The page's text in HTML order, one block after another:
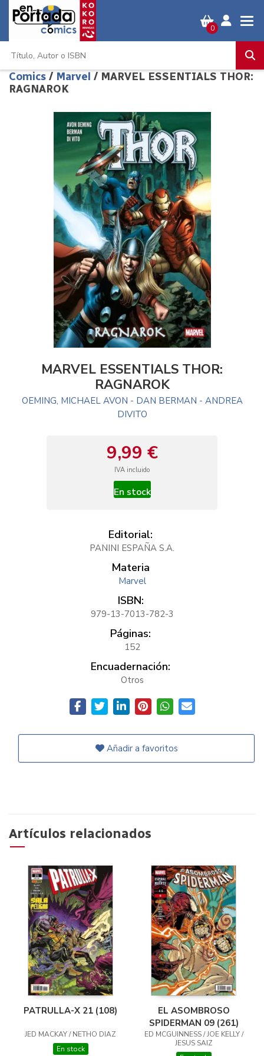
0
Comics / Marvel / MARVEL ESSENTIALS THOR:
RAGNAROK
MARVEL ESSENTIALS THOR:
RAGNAROK
OEMING, MICHAEL AVON - DAN BERMAN - ANDREA
DIVITO
9,99 €
IVA incluido
En stock
Editorial:
PANINI ESPAÑA S.A.
Materia
Marvel
ISBN:
979-13-7013-782-3
Páginas:
152
Encuadernación:
Otros
Añadir a favoritos
Artículos relacionados
PATRULLA-X 21 (108)
JED MACKAY / NETHO DIAZ
En stock
EL ASOMBROSO
SPIDERMAN 09 (261)
ED MCGUINNESS / JOE KELLY /
JESUS SAIZ